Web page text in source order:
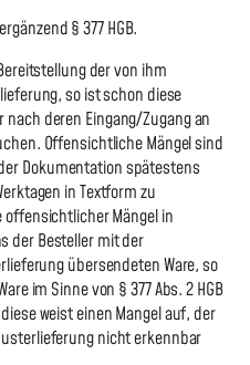
§ 377 HGB.
der von ihm
so ist schon diese
deren Eingang/Zugang an
Offensichtliche Mängel sind
Dokumentation spätestens
in Textform zu
offensichtlicher Mängel in
der Besteller mit der
übersendeten Ware, so
im Sinne von § 377 Abs. 2 HGB
weist einen Mangel auf, der
nicht erkennbar